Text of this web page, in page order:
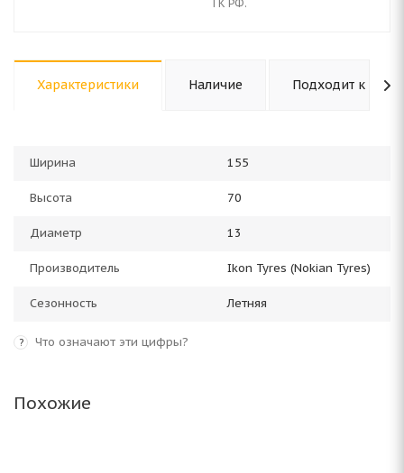
ГК РФ.
Характеристики Наличие Подходит к авто
Ширина 155
Высота 70
Диаметр 13
Производитель Ikon Tyres (Nokian Tyres)
Сезонность Летняя
? Что означают эти цифры?
Похожие